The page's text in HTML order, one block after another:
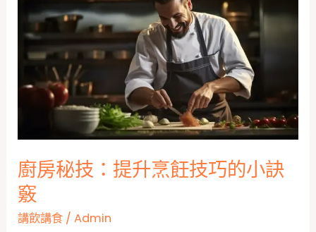
如
何
在
出
優
質
的
手
廚房秘技：提升烹飪技巧的小訣
竅
講飲講食 /Admin